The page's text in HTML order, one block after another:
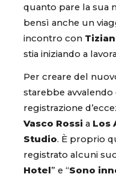
quanto pare la sua
bensì anche un
incontro con
stia iniziando a
Per creare del
starebbe
registrazione
Vasco Rossi a Los
Studio. È proprio
registrato alcuni
Hotel” e “Sono